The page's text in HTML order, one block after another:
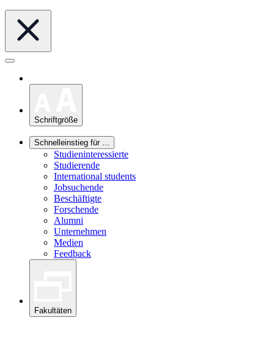
Schriftgröße
Schnelleinstieg für ...
Studieninteressierte
Studierende
International students
Jobsuchende
Beschäftigte
Forschende
Alumni
Unternehmen
Medien
Feedback
Fakultäten